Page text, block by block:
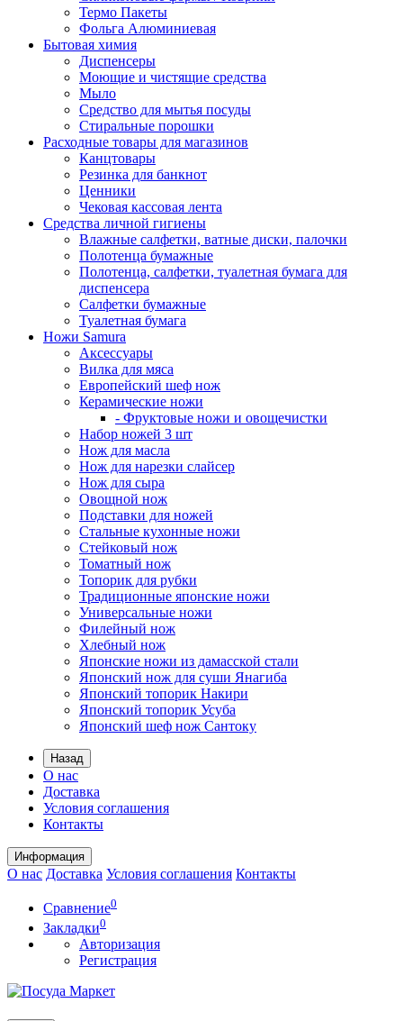
Термо Пакеты
Фольга Алюминиевая
Бытовая химия
Диспенсеры
Моющие и чистящие средства
Мыло
Средство для мытья посуды
Стиральные порошки
Расходные товары для магазинов
Канцтовары
Резинка для банкнот
Ценники
Чековая кассовая лента
Средства личной гигиены
Влажные салфетки, ватные диски, палочки
Полотенца бумажные
Полотенца, салфетки, туалетная бумага для
диспенсера
Салфетки бумажные
Туалетная бумага
Ножи Samura
Аксессуары
Вилка для мяса
Европейский шеф нож
Керамические ножи
- Фруктовые ножи и овощечистки
Набор ножей 3 шт
Нож для масла
Нож для нарезки слайсер
Нож для сыра
Овощной нож
Подставки для ножей
Стальные кухонные ножи
Стейковый нож
Томатный нож
Топорик для рубки
Традиционные японские ножи
Универсальные ножи
Филейный нож
Хлебный нож
Японские ножи из дамасской стали
Японский нож для суши Янагиба
Японский топорик Накири
Японский топорик Усуба
Японский шеф нож Сантоку
Назад
О нас
Доставка
Условия соглашения
Контакты
Информация
О нас Доставка Условия соглашения Контакты
Сравнение0
Закладки0
Авторизация
Регистрация